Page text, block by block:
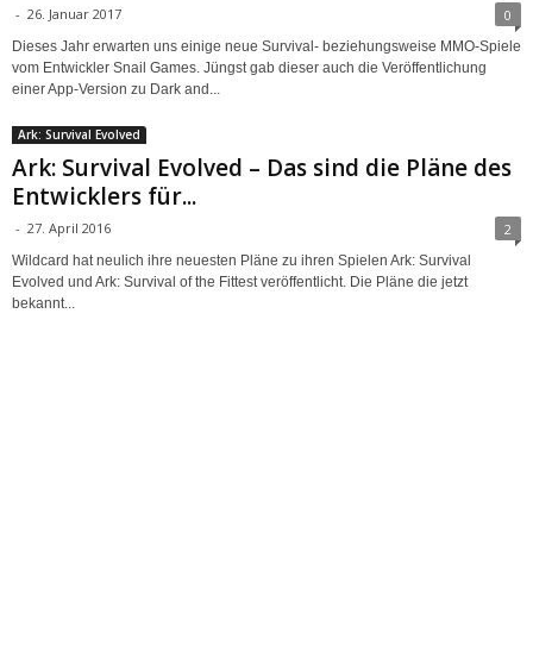
- 26. Januar 2017 0
Dieses Jahr erwarten uns einige neue Survival- beziehungsweise MMO-Spiele
vom Entwickler Snail Games. Jüngst gab dieser auch die Veröffentlichung
einer App-Version zu Dark and...
Ark: Survival Evolved
Ark: Survival Evolved – Das sind die Pläne des
Entwicklers für...
- 27. April 2016 2
Wildcard hat neulich ihre neuesten Pläne zu ihren Spielen Ark: Survival
Evolved und Ark: Survival of the Fittest veröffentlicht. Die Pläne die jetzt
bekannt...